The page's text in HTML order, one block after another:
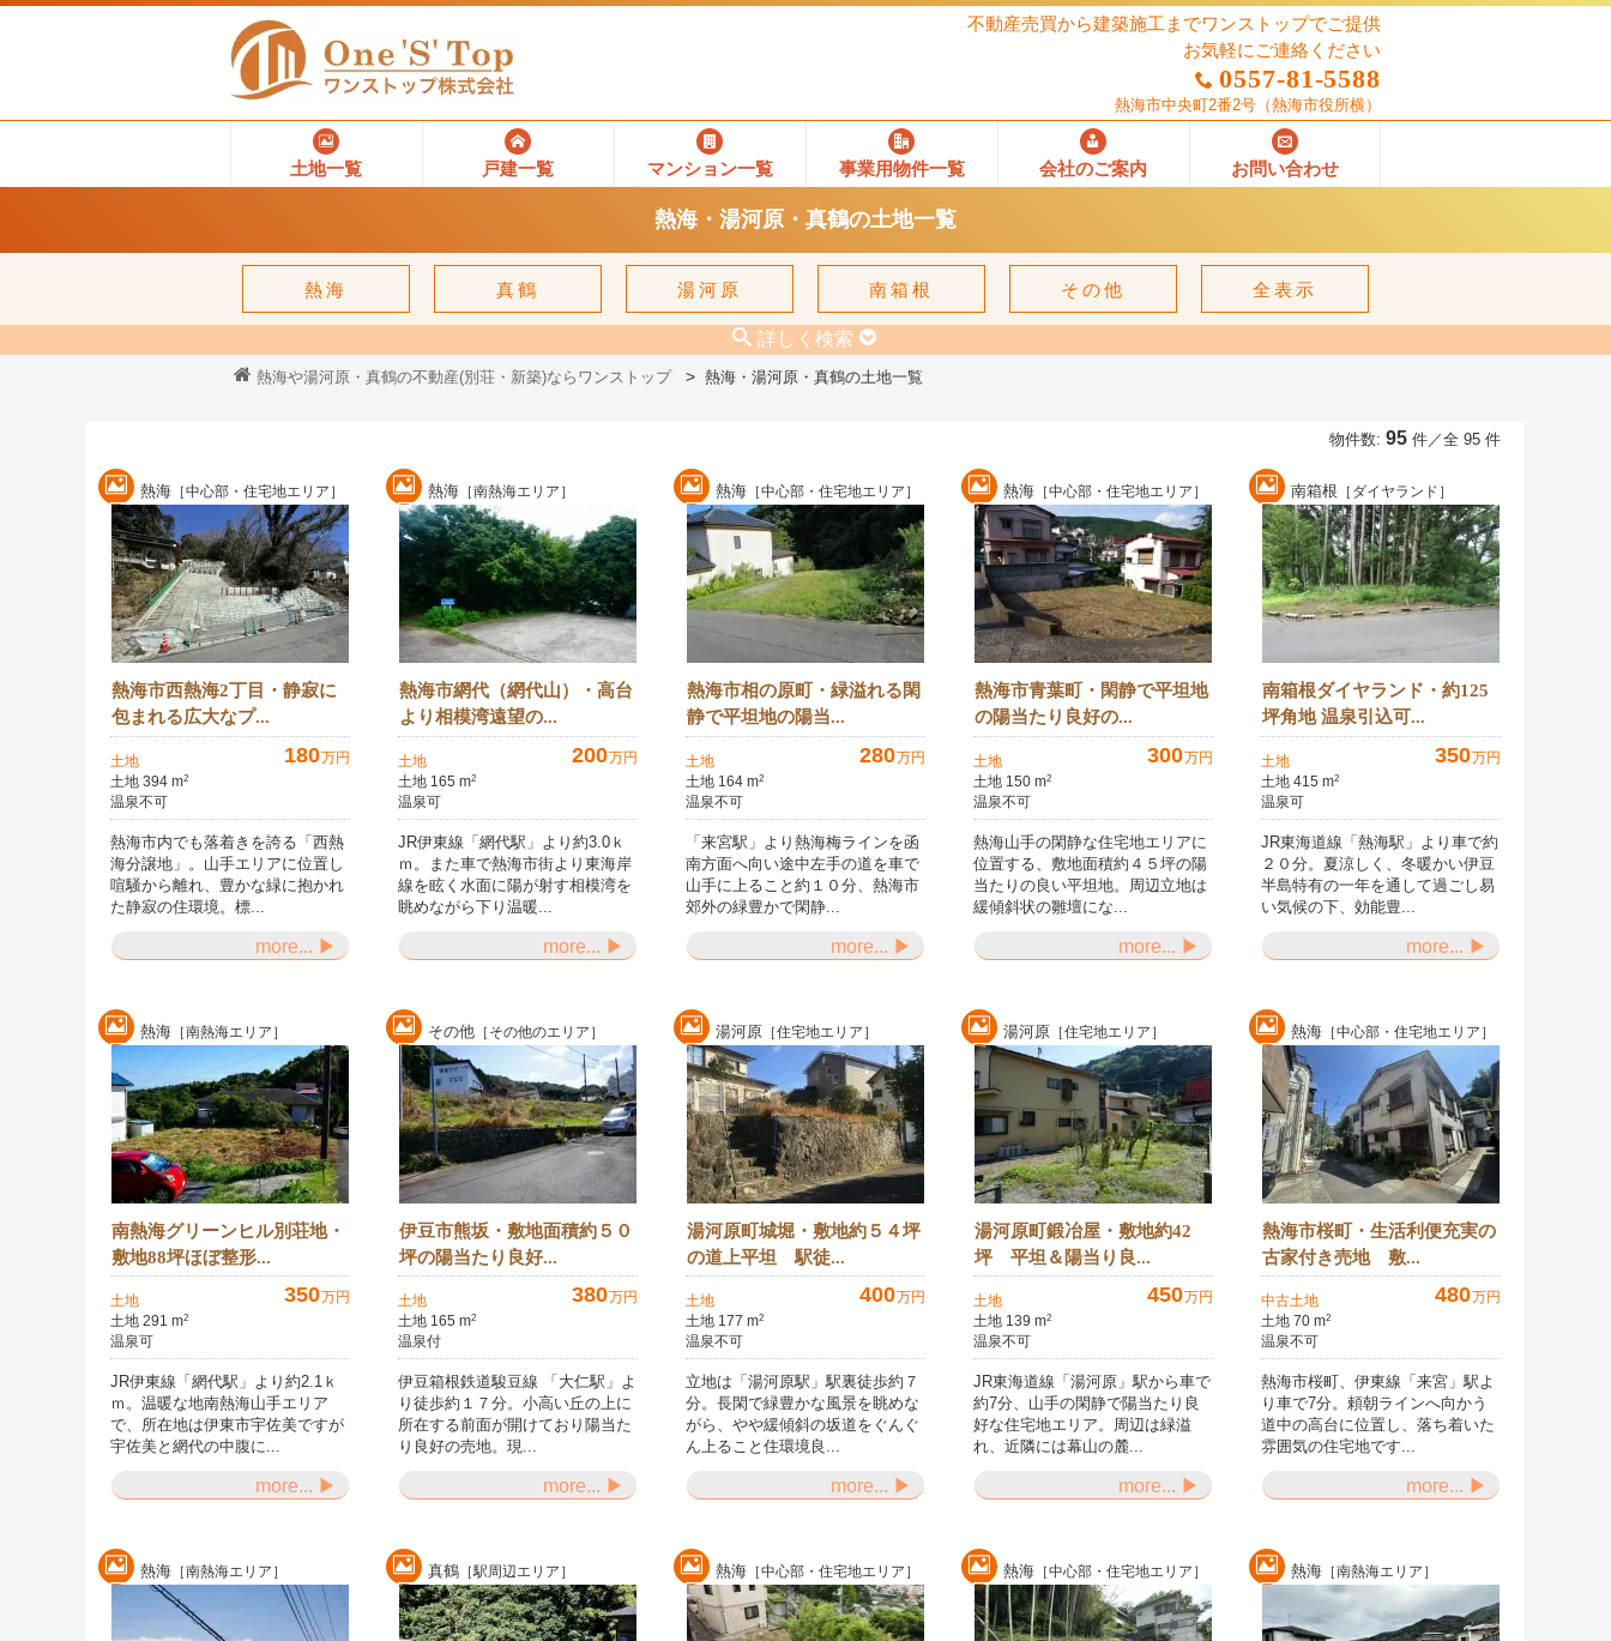
不動産売買から建築施工までワンストップでご提供
お気軽にご連絡ください
0557-81-5588
熱海市中央町2番2号 （熱海市役所横）
土地一覧 戸建一覧 マンション一覧 事業用物件一覧 会社のご案内 お問い合わせ
熱海・湯河原・真鶴の土地一覧
熱海 真鶴 湯河原 南箱根 その他 全表示
詳しく検索
熱海や湯河原・真鶴の不動産(別荘・新築)ならワンストップ 熱海・湯河原・真鶴の土地一覧
物件数: 95 件／全 95 件
熱海 ［中心部・住宅地エリア］
熱海市西熱海2丁目・静寂に
包まれる広大なプ...
土地 180万円
土地 394 m2
温泉不可
熱海市内でも落着きを誇る「西熱
海分譲地」。山手エリアに位置し
喧騒から離れ、豊かな緑に抱かれ
た静寂の住環境。標...
more... ▶
熱海 ［南熱海エリア］
熱海市網代（網代山）・高台
より相模湾遠望の...
土地 200万円
土地 165 m2
温泉可
JR伊東線「網代駅」より約3.0ｋ
ｍ。また車で熱海市街より東海岸
線を眩く水面に陽が射す相模湾を
眺めながら下り温暖...
more... ▶
熱海 ［中心部・住宅地エリア］
熱海市相の原町・緑溢れる閑
静で平坦地の陽当...
土地 280万円
土地 164 m2
温泉不可
「来宮駅」より熱海梅ラインを函
南方面へ向い途中左手の道を車で
山手に上ること約１０分、熱海市
郊外の緑豊かで閑静...
more... ▶
熱海 ［中心部・住宅地エリア］
熱海市青葉町・閑静で平坦地
の陽当たり良好の...
土地 300万円
土地 150 m2
温泉不可
熱海山手の閑静な住宅地エリアに
位置する、敷地面積約４５坪の陽
当たりの良い平坦地。周辺立地は
緩傾斜状の雛壇にな...
more... ▶
南箱根 ［ダイヤランド］
南箱根ダイヤランド・約125
坪角地 温泉引込可...
土地 350万円
土地 415 m2
温泉可
JR東海道線「熱海駅」より車で約
２０分。夏涼しく、冬暖かい伊豆
半島特有の一年を通して過ごし易
い気候の下、効能豊...
more... ▶
熱海 ［南熱海エリア］
南熱海グリーンヒル別荘地・
敷地88坪ほぼ整形...
土地 350万円
土地 291 m2
温泉可
JR伊東線「網代駅」より約2.1ｋ
ｍ。温暖な地南熱海山手エリア
で、所在地は伊東市宇佐美ですが
宇佐美と網代の中腹に...
more... ▶
その他 ［その他のエリア］
伊豆市熊坂・敷地面積約５０
坪の陽当たり良好...
土地 380万円
土地 165 m2
温泉付
伊豆箱根鉄道駿豆線 「大仁駅」よ
り徒歩約１７分。小高い丘の上に
所在する前面が開けており陽当た
り良好の売地。現...
more... ▶
湯河原 ［住宅地エリア］
湯河原町城堀・敷地約５４坪
の道上平坦 駅徒...
土地 400万円
土地 177 m2
温泉不可
立地は「湯河原駅」駅裏徒歩約７
分。長閑で緑豊かな風景を眺めな
がら、やや緩傾斜の坂道をぐんぐ
ん上ること住環境良...
more... ▶
湯河原 ［住宅地エリア］
湯河原町鍛冶屋・敷地約42
坪 平坦＆陽当り良...
土地 450万円
土地 139 m2
温泉不可
JR東海道線「湯河原」駅から車で
約7分、山手の閑静で陽当たり良
好な住宅地エリア。周辺は緑溢
れ、近隣には幕山の麓...
more... ▶
熱海 ［中心部・住宅地エリア］
熱海市桜町・生活利便充実の
古家付き売地 敷...
中古土地 480万円
土地 70 m2
温泉不可
熱海市桜町、伊東線「来宮」駅よ
り車で7分。頼朝ラインへ向かう
道中の高台に位置し、落ち着いた
雰囲気の住宅地です...
more... ▶
熱海 ［南熱海エリア］ 真鶴 ［駅周辺エリア］ 熱海 ［中心部・住宅地エリア］ 熱海 ［中心部・住宅地エリア］ 熱海 ［南熱海エリア］